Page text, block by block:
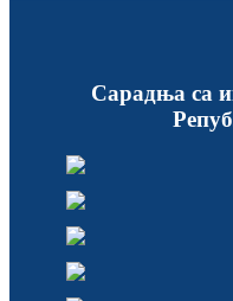
Сарадња са